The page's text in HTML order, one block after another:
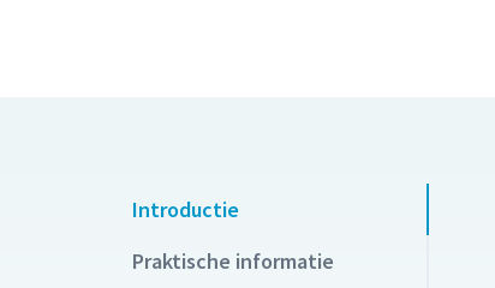
Introductie
Praktische informatie